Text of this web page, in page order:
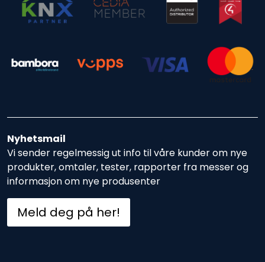
Nyhetsmail
Vi sender regelmessig ut info til våre kunder om nye
produkter, omtaler, tester, rapporter fra messer og
informasjon om nye produsenter
Meld deg på her!